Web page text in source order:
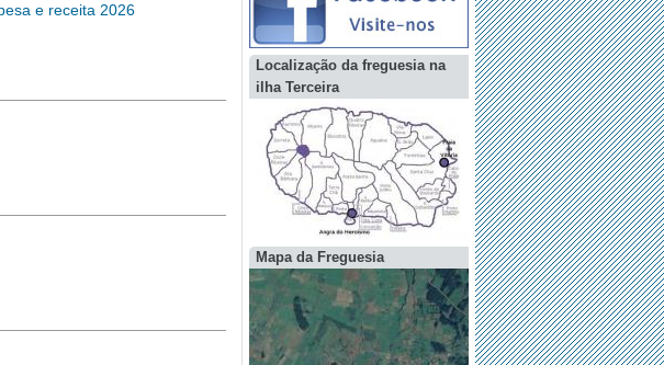
e receita 2026
Localização da freguesia na
ilha Terceira
Mapa da Freguesia